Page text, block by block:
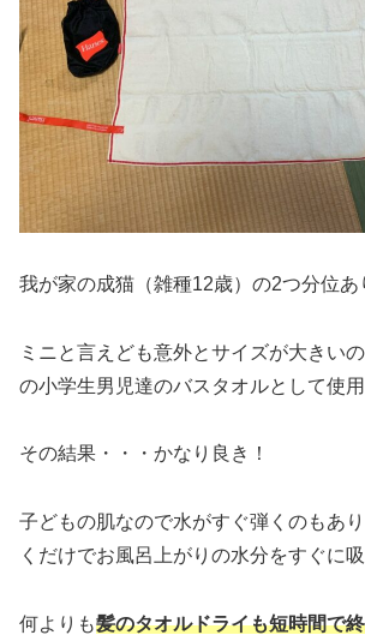
我が家の成猫（雑種12歳）の2つ分位あ
ミニと言えども意外とサイズが大きい
の小学生男児達のバスタオルとして使用
その結果・・・かなり良き！
子どもの肌なので水がすぐ弾くのもあ
くだけでお風呂上がりの水分をすぐに吸
何よりも髪のタオルドライも短時間で